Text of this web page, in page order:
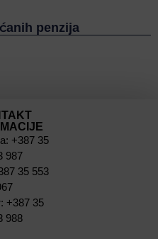
penzija
+387 35
987
35 553
+387 35
988